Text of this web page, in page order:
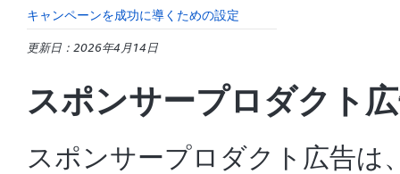
キャンペーンを成功に導くための設定
更新日：2026年4月14日
スポンサープロダクト
スポンサープロダクト広告は